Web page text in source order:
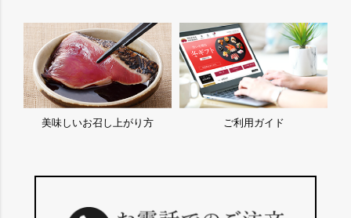
美味しいお召し上がり方 ご利用ガイド